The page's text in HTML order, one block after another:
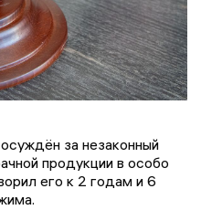
за незаконный
продукции в особо
его к 2 годам и 6